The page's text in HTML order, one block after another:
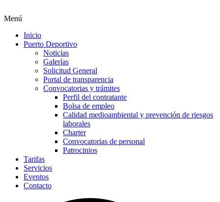
Menú
Inicio
Puerto Deportivo
Noticias
Galerías
Solicitud General
Portal de transparencia
Convocatorias y trámites
Perfil del contratante
Bolsa de empleo
Calidad medioambiental y prevención de riesgos
laborales
Charter
Convocatorias de personal
Patrocinios
Tarifas
Servicios
Eventos
Contacto